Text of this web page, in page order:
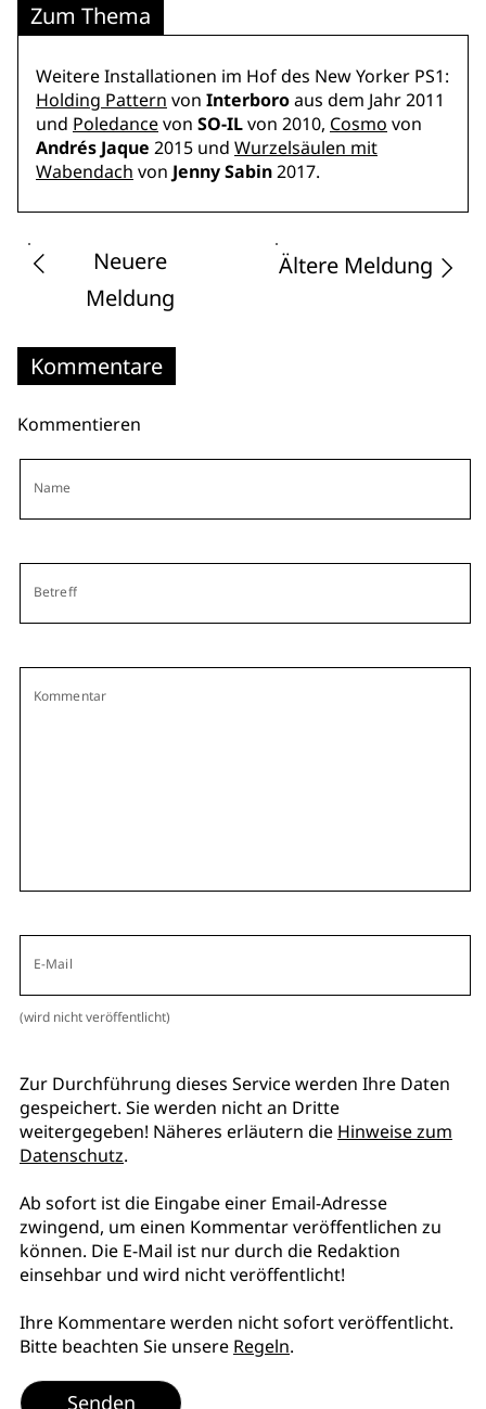
Zum Thema
Weitere Installationen im Hof des New Yorker PS1:
Holding Pattern von Interboroaus dem Jahr 2011
und Poledancevon SO-ILvon 2010, Cosmo von
Andrés Jaque 2015 und Wurzelsäulen mit
Wabendach von Jenny Sabin2017.
Neuere
Meldung
Ältere Meldung
Kommentare
Kommentieren
Name
Betreff
Kommentar
E-Mail
(wird nicht veröffentlicht)
Zur Durchführung dieses Service werden Ihre Daten
gespeichert. Sie werden nicht an Dritte
weitergegeben! Näheres erläutern die Hinweise zum
Datenschutz.
Ab sofort ist die Eingabe einer Email-Adresse
zwingend, um einen Kommentar veröffentlichen zu
können. Die E-Mail ist nur durch die Redaktion
einsehbar und wird nicht veröffentlicht!
Ihre Kommentare werden nicht sofort veröffentlicht.
Bitte beachten Sie unsere Regeln.
Senden